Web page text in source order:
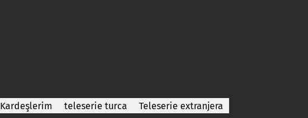
Kardeşlerim teleserie turca Teleserie extranjera